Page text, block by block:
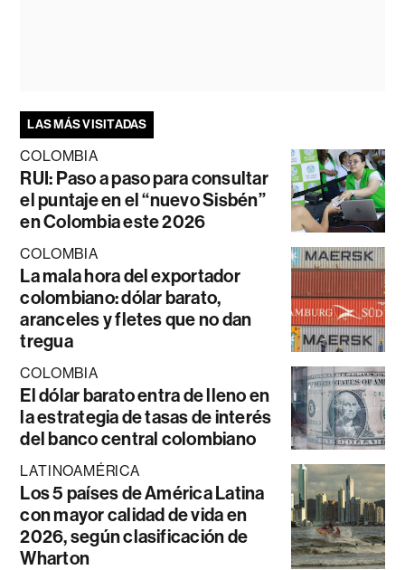
LAS MÁS VISITADAS
COLOMBIA
RUI: Paso a paso para consultar
el puntaje en el “nuevo Sisbén”
en Colombia este 2026
COLOMBIA
La mala hora del exportador
colombiano: dólar barato,
aranceles y fletes que no dan
tregua
COLOMBIA
El dólar barato entra de lleno en
la estrategia de tasas de interés
del banco central colombiano
LATINOAMÉRICA
Los 5 países de América Latina
con mayor calidad de vida en
2026, según clasificación de
Wharton